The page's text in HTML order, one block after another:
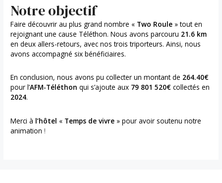
Notre objectif
Faire découvrir au plus grand nombre « Two Roule » tout en
rejoignant une cause Téléthon. Nous avons parcouru 21.6 km
en deux allers-retours, avec nos trois triporteurs. Ainsi, nous
avons accompagné six bénéficiaires.
En conclusion, nous avons pu collecter un montant de 264.40€
pour l’AFM-Téléthon qui s’ajoute aux 79 801 520€ collectés en
2024.
Merci à l’hôtel « Temps de vivre » pour avoir soutenu notre
animation !